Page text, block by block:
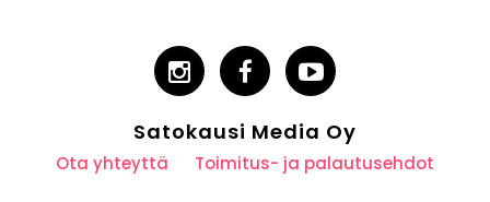
Satokausi Media Oy
Ota yhteyttä Toimitus- ja palautusehdot